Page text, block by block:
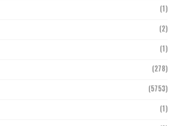
(1)
(2)
(1)
(278)
(5753)
(1)